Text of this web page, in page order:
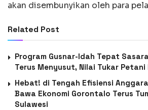
akan disembunyikan oleh para
Related Post
Program Gusnar-Idah Tepat
Terus Menyusut, Nilai Tukar
Hebat! di Tengah Efisiensi
Bawa Ekonomi Gorontalo Terus
Sulawesi